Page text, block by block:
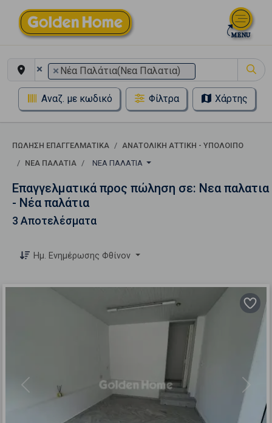
× × Νέα Παλάτια(Νεα Παλατια)
Αναζ. με κωδικό Φίλτρα Χάρτης
ΠΏΛΗΣΗ ΕΠΑΓΓΕΛΜΑΤΙΚΆ
ΑΝΑΤΟΛΙΚΗ ΑΤΤΙΚΗ - ΥΠΟΛΟΙΠΟ
ΝΕΑ ΠΑΛΑΤΙΑ
ΝΈΑ ΠΑΛΆΤΙΑ
Επαγγελματικά προς πώληση σε: Νεα παλατια
- Νέα παλάτια
3 Αποτελέσματα
Ημ. Ενημέρωσης Φθίνον
Previous Next